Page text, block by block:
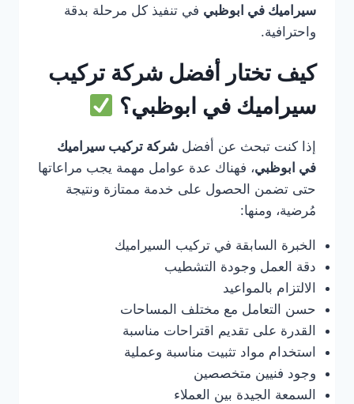
سيراميك في ابوظبي في تنفيذ كل مرحلة بدقة
واحترافية.
كيف تختار أفضل شركة تركيب
سيراميك في ابوظبي؟
إذا كنت تبحث عن أفضل شركة تركيب سيراميك
في ابوظبي، فهناك عدة عوامل مهمة يجب مراعاتها
حتى تضمن الحصول على خدمة ممتازة ونتيجة
مُرضية، ومنها:
الخبرة السابقة في تركيب السيراميك
دقة العمل وجودة التشطيب
الالتزام بالمواعيد
حسن التعامل مع مختلف المساحات
القدرة على تقديم اقتراحات مناسبة
استخدام مواد تثبيت مناسبة وعملية
وجود فنيين متخصصين
السمعة الجيدة بين العملاء